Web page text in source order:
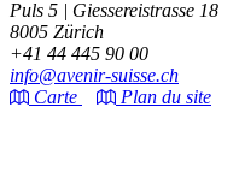
Puls 5 | Giessereistrasse 18
8005 Zürich
+41 44 445 90 00
info@avenir-suisse.ch
Carte
Plan du site